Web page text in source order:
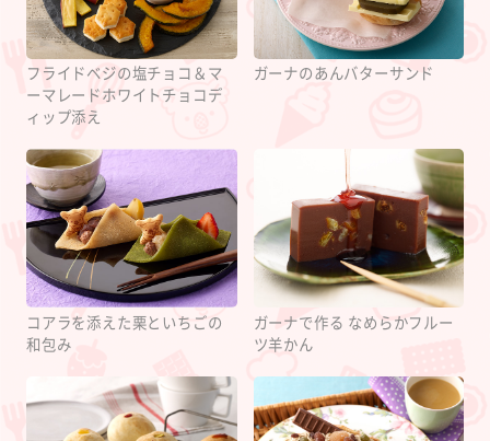
フライドベジの塩チョコ＆マ
ーマレードホワイトチョコデ
ィップ添え
ガーナのあんバターサンド
コアラを添えた栗といちごの
和包み
ガーナで作る なめらかフルー
ツ羊かん